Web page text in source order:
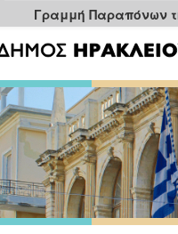
Γραμμή Παραπόνων